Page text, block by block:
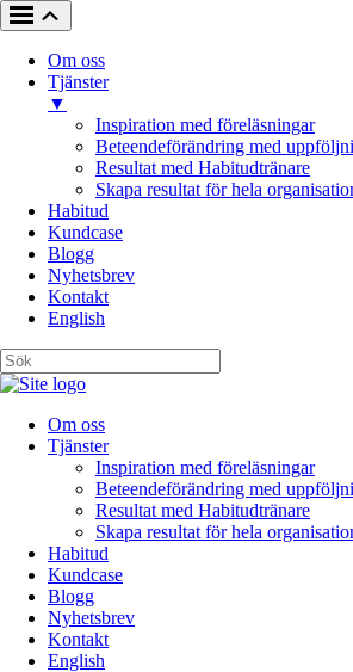
Om oss
Tjänster
▼
Inspiration med föreläsningar
Beteendeförändring med
Resultat med Habitudtränare
Skapa resultat för hela
Habitud
Kundcase
Blogg
Nyhetsbrev
Kontakt
English
Om oss
Tjänster
Inspiration med föreläsningar
Beteendeförändring med
Resultat med Habitudtränare
Skapa resultat för hela
Habitud
Kundcase
Blogg
Nyhetsbrev
Kontakt
English